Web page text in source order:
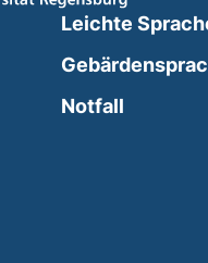
a new window)
Leichte
Notfall